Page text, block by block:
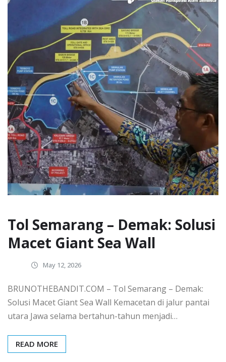
Tol Semarang – Demak: Solusi
Macet Giant Sea Wall
May 12, 2026
BRUNOTHEBANDIT.COM – Tol Semarang – Demak:
Solusi Macet Giant Sea Wall Kemacetan di jalur pantai
utara Jawa selama bertahun-tahun menjadi…
READ MORE